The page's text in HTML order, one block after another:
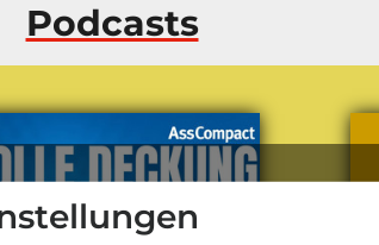
Podcasts